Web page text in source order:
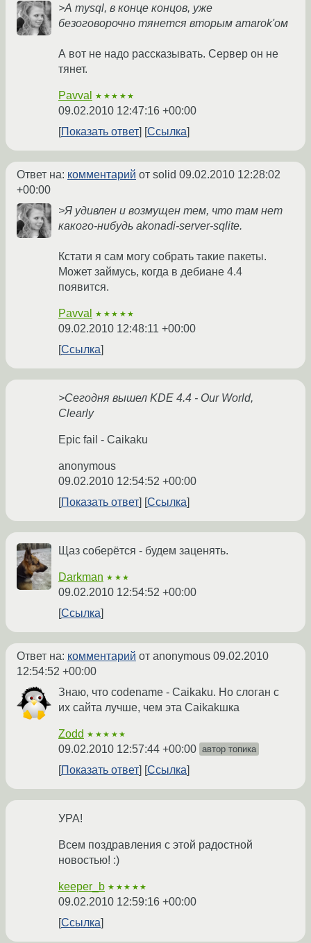
>А mysql, в конце концов, уже
безоговорочно тянется вторым amarok'ом
А вот не надо рассказывать. Сервер он не
тянет.
Pavval ★★★★★
09.02.2010 12:47:16 +00:00
Показать ответ
Ссылка
Ответ на: комментарий от solid 09.02.2010 12:28:02
+00:00
>Я удивлен и возмущен тем, что там нет
какого-нибудь akonadi-server-sqlite.
Кстати я сам могу собрать такие пакеты.
Может займусь, когда в дебиане 4.4
появится.
Pavval ★★★★★
09.02.2010 12:48:11 +00:00
Ссылка
>Сегодня вышел KDE 4.4 - Our World,
Clearly
Epic fail - Caikaku
anonymous
09.02.2010 12:54:52 +00:00
Показать ответ
Ссылка
Щаз соберётся - будем заценять.
Darkman ★★★
09.02.2010 12:54:52 +00:00
Ссылка
Ответ на: комментарий от anonymous 09.02.2010
12:54:52 +00:00
Знаю, что codename - Caikaku. Но слоган с
их сайта лучше, чем эта Caikakшка
Zodd ★★★★★
09.02.2010 12:57:44 +00:00 автор топика
Показать ответ Ссылка
УРА!
Всем поздравления с этой радостной
новостью! :)
keeper_b ★★★★★
09.02.2010 12:59:16 +00:00
Ссылка